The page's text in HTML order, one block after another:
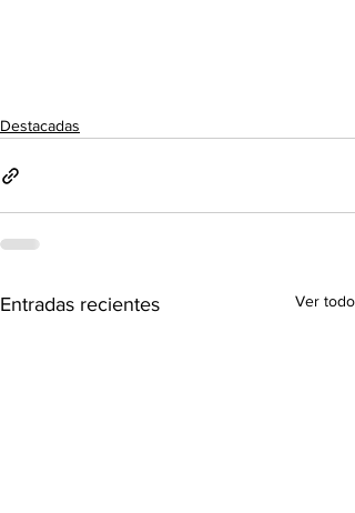
Destacadas
Entradas recientes Ver todo